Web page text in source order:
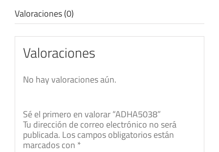
Valoraciones (0)
Valoraciones
No hay valoraciones aún.
Sé el primero en valorar “ADHA5038”
Tu dirección de correo electrónico no será
publicada. Los campos obligatorios están
marcados con *